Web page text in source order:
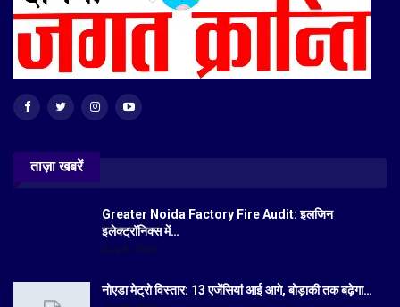
ताज़ा खबरें
Greater Noida Factory Fire Audit: इलजिन
इलेक्ट्रॉनिक्स में…
Aug 6, 2026
नोएडा मेट्रो विस्तार: 13 एजेंसियां आई आगे, बोड़ाकी तक बढ़ेगा…